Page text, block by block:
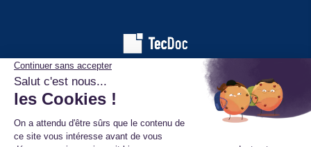
Les informations affichées sur ce site de pièces automobiles
proviennent de la base de données TecDoc. Elles sont protégées
par le droit d’auteur et ne peuvent en aucun cas être copiées,
reproduites, utilisées ou diffusées sans l’autorisation préalable de
TecAlliance. Toute utilisation non autorisée constitue une infraction
et pourra faire l’objet de poursuites.